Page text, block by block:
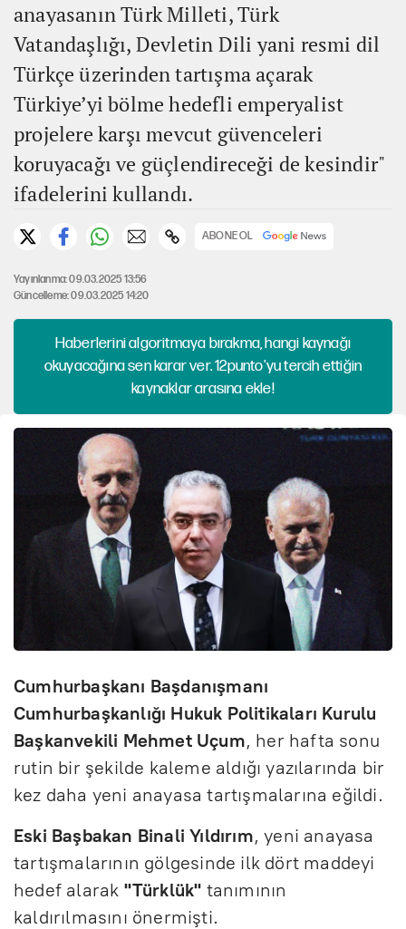
anayasanın Türk Milleti, Türk
Vatandaşlığı, Devletin Dili yani resmi dil
Türkçe üzerinden tartışma açarak
Türkiye’yi bölme hedefli emperyalist
projelere karşı mevcut güvenceleri
koruyacağı ve güçlendireceği de kesindir"
ifadelerini kullandı.
ABONE OL
Yayınlanma: 09.03.2025 13:56
Güncelleme: 09.03.2025 14:20
Haberlerini algoritmaya bırakma, hangi kaynağı
okuyacağına sen karar ver. 12punto'yu tercih ettiğin
kaynaklar arasına ekle!
Cumhurbaşkanı Başdanışmanı
Cumhurbaşkanlığı Hukuk Politikaları Kurulu
Başkanvekili Mehmet Uçum, her hafta sonu
rutin bir şekilde kaleme aldığı yazılarında bir
kez daha yeni anayasa tartışmalarına eğildi.
Eski Başbakan Binali Yıldırım, yeni anayasa
tartışmalarının gölgesinde ilk dört maddeyi
hedef alarak "Türklük" tanımının
kaldırılmasını önermişti.